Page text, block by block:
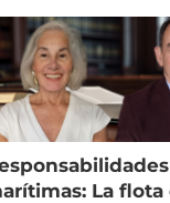
La flota